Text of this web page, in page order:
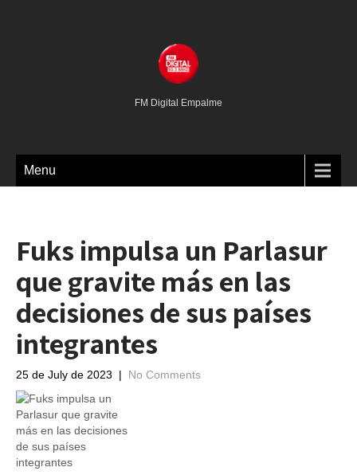
FM Digital Empalme
Menu
Fuks impulsa un Parlasur
que gravite más en las
decisiones de sus países
integrantes
25 de July de 2023 | No Comments